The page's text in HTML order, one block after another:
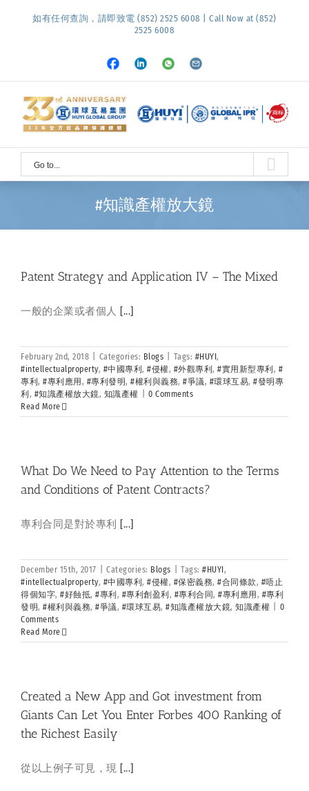
如有任何查詢，請即致電 (852) 2525 6008 | Call Now at (852)
2525 6008
Facebook
LinkedInWhatsapp
Email
Go to...
#知識產權放大鏡
Patent Strategy and Application IV – The Mixed
一般的企業或者個人 [...]
February 2nd, 2018 Categories: Blogs Tags: #HUYI ,
#intellectualproperty, #中國專利 , #侵權, #外觀專利 , #實用新型專利 , #
專利 , #專利應用 , #專利發明, #權利與義務, #爭議, #環球互易, #發明專
利 , #知識產權放大鏡, 知識產權
0 Comments
Read More
What Do We Need to Pay Attention to the Terms
and Conditions of Patent Contracts?
專利合同是對於專利 [...]
December 15th, 2017 Categories: Blogs Tags: #HUYI ,
#intellectualproperty, #中國專利 , #侵權, #保密義務, #合同條款, #唔止
得個知字, #好蝕抵, #專利 , #專利創盈利 , #專利合同, #專利應用 , #專利
發明, #權利與義務, #爭議, #環球互易, #知識產權放大鏡, 知識產權
0
Comments
Read More
Created a New App and Got investment from
Giants Can Let You Enter Forbes 400 Ranking of
the Richest Easily
從以上例子可見，現 [...]